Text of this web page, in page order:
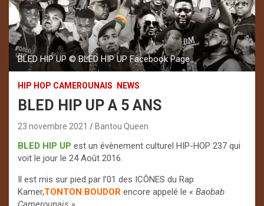
BLED HIP UP © BLED HIP UP Facebook Page
HIP HOP CAMEROUNAIS NEWS
BLED HIP UP A 5 ANS
23 novembre 2021 Bantou Queen
BLED HIP UP est un évènement culturel HIP-HOP 237 qui
voit le jour le 24 Août 2016.
Il est mis sur pied par l’01 des ICÔNES du Rap
Kamer,TONTON BOUDOR encore appelé le « Baobab